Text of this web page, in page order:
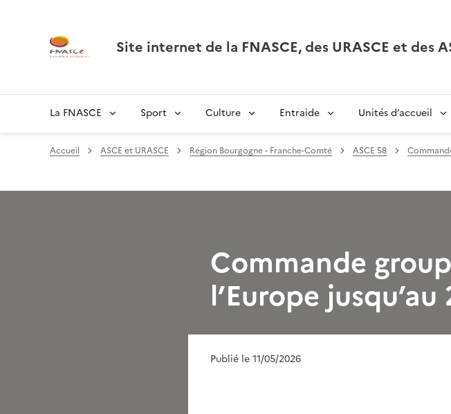
Site internet de la FNASCE, des URASCE et des
La FNASCE Sport Culture Entraide Unités d’accueil
Accueil ASCE et URASCE Région Bourgogne - Franche-Comté ASCE 58
Commande
l’Europe
Publié le 11/05/2026